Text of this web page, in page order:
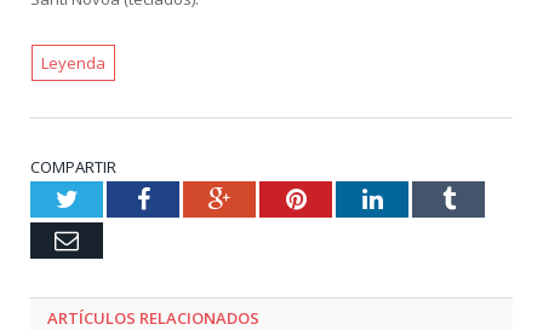
Leyenda
COMPARTIR
TwitterFacebookGoogle+PinterestLinkedInTumblr
Email
ARTÍCULOS RELACIONADOS